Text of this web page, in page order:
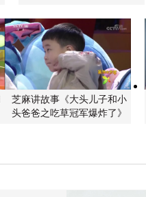
芝麻讲故事《大头儿子和小
头爸爸之吃草冠军爆炸了》